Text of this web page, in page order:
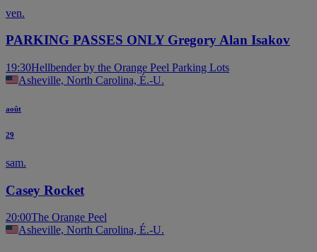
ven.
PARKING PASSES ONLY Gregory Alan Isakov
19:30Hellbender by the Orange Peel Parking Lots
Asheville, North Carolina, É.-U.
août
29
sam.
Casey Rocket
20:00The Orange Peel
Asheville, North Carolina, É.-U.